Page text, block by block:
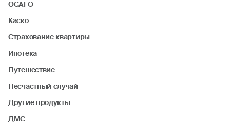
ОСАГО
Каско
Страхование квартиры
Ипотека
Путешествие
Несчастный случай
Другие продукты
ДМС